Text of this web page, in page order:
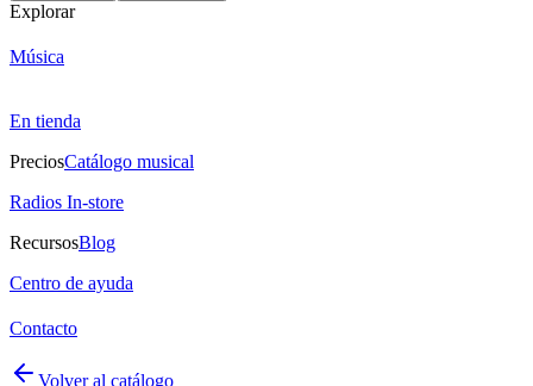
Explorar
Música
En tienda
PreciosCatálogo musical
Radios In-store
RecursosBlog
Centro de ayuda
Contacto
Volver al catálogo